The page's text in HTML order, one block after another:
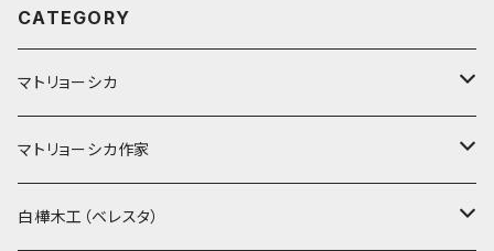
CATEGORY
マトリョーシカ
ノン入れ子マトリョーシカ
イコンモチーフ
マトリョーシカ作家
イリーナ・ヴァトゥルーシキナ
白樺木工（ベレスタ）